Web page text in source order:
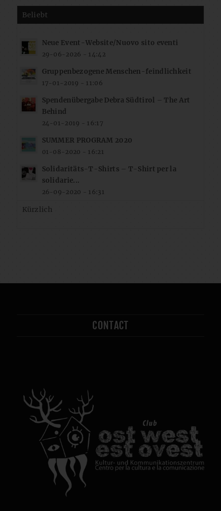
Beliebt
Neue Event-Website/Nuovo sito eventi
29-06-2026 - 14:42
Gruppenbezogene Menschen-feindlichkeit
17-01-2019 - 11:06
Spendenübergabe Debra Südtirol – The Art
Behind
24-01-2019 - 16:17
SUMMER PROGRAM 2020
01-08-2020 - 16:21
Solidaritäts-T-Shirts – T-Shirt per la
solidarie...
26-09-2020 - 16:31
Kürzlich
CONTACT